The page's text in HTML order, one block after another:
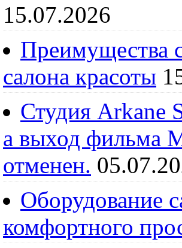
15.07.2026
Преимущества
салона красоты
Студия Arkane
а выход фильма
отменен.
Оборудование
комфортного